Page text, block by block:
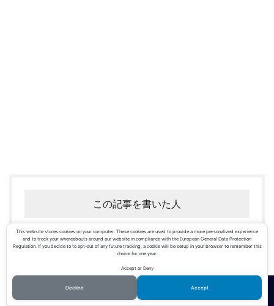
この記事を書いた人
This website stores cookies on your computer. These cookies are used to provide a more personalized experience
and to track your whereabouts around our website in compliance with the European General Data Protection
Regulation. If you decide to to opt-out of any future tracking, a cookie will be setup in your browser to remember this
choice for one year.
Accept or Deny
Decline Accept